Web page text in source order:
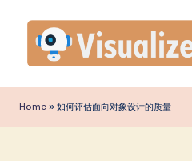
content
is
u
Home » 如何评估面向对象设计的质量